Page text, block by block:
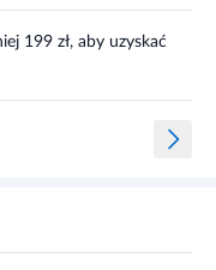
199 zł, aby uzyskać